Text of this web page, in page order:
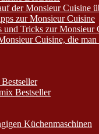
der Monsieur Cuisine
zur Monsieur Cuisine
und Tricks zur Monsieur
Cuisine, die
Bestseller
Küchenmaschinen